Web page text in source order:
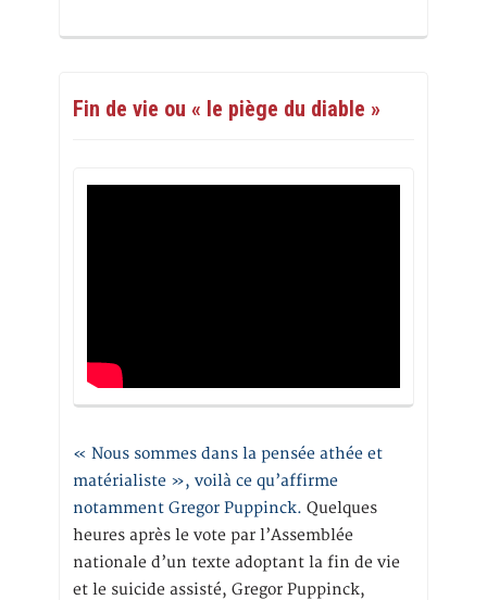
Fin de vie ou « le piège du diable »
« Nous sommes dans la pensée athée et
matérialiste », voilà ce qu’affirme
notamment Gregor Puppinck. Quelques
heures après le vote par l’Assemblée
nationale d’un texte adoptant la fin de vie
et le suicide assisté, Gregor Puppinck,